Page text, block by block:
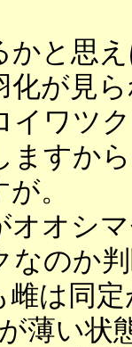
かと思
化が見
イワツ
ますか
。
オシ
なのか
は同
薄い状